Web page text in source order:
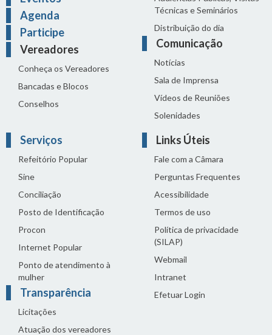
Agenda
Participe
Vereadores
Conheça os Vereadores
Bancadas e Blocos
Conselhos
Técnicas e Seminários
Distribuição do dia
Comunicação
Notícias
Sala de Imprensa
Vídeos de Reuniões
Solenidades
Serviços
Refeitório Popular
Sine
Conciliação
Posto de Identificação
Procon
Internet Popular
Ponto de atendimento à
mulher
Transparência
Licitações
Atuação dos vereadores
Links Úteis
Fale com a Câmara
Perguntas Frequentes
Acessibilidade
Termos de uso
Política de privacidade
(SILAP)
Webmail
Intranet
Efetuar Login